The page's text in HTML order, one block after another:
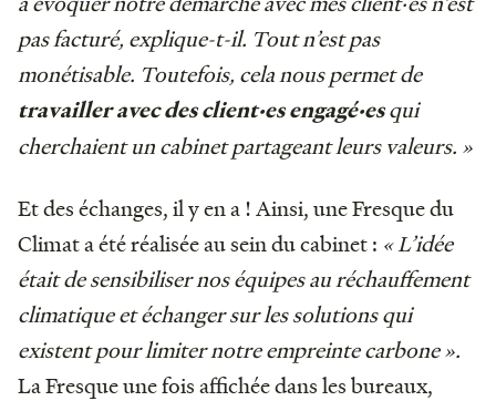
pas facturé, explique-t-il. Tout n’est pas
monétisable. Toutefois, cela nous permet de
travailler avec des client·es engagé·esqui
cherchaient un cabinet partageant leurs valeurs. »
Et des échanges, il y en a ! Ainsi, une Fresque du
Climat a été réalisée au sein du cabinet : « L’idée
était de sensibiliser nos équipes au réchauffement
climatique et échanger sur les solutions qui
existent pour limiter notre empreinte carbone ».
La Fresque une fois affichée dans les bureaux,